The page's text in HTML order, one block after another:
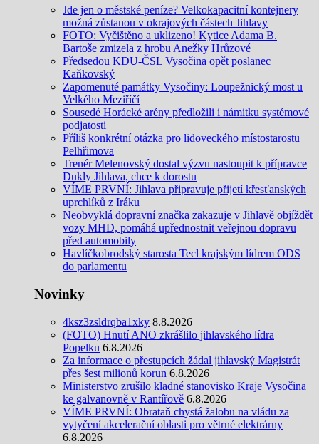
Jde jen o městské peníze? Velkokapacitní kontejnery
možná zůstanou v okrajových částech Jihlavy
FOTO: Vyčištěno a uklizeno! Kytice Adama B.
Bartoše zmizela z hrobu Anežky Hrůzové
Předsedou KDU-ČSL Vysočina opět poslanec
Kaňkovský
Zapomenuté památky Vysočiny: Loupežnický most u
Velkého Meziříčí
Sousedé Horácké arény předložili i námitku systémové
podjatosti
Příliš konkrétní otázka pro lidoveckého místostarostu
Pelhřimova
Trenér Melenovský dostal výzvu nastoupit k přípravce
Dukly Jihlava, chce k dorostu
VÍME PRVNÍ: Jihlava připravuje přijetí křesťanských
uprchlíků z Iráku
Neobvyklá dopravní značka zakazuje v Jihlavě objíždět
vozy MHD, pomáhá upřednostnit veřejnou dopravu
před automobily
Havlíčkobrodský starosta Tecl krajským lídrem ODS
do parlamentu
Novinky
4ksz3zsldrqba1xky 8.8.2026
(FOTO) Hnutí ANO zkrášlilo jihlavského lídra
Popelku 6.8.2026
Za informace o přestupcích žádal jihlavský Magistrát
přes šest milionů korun 6.8.2026
Ministerstvo zrušilo kladné stanovisko Kraje Vysočina
ke galvanovně v Rantířově 6.8.2026
VÍME PRVNÍ: Obrataň chystá žalobu na vládu za
vytyčení akcelerační oblasti pro větrné elektrárny
6.8.2026